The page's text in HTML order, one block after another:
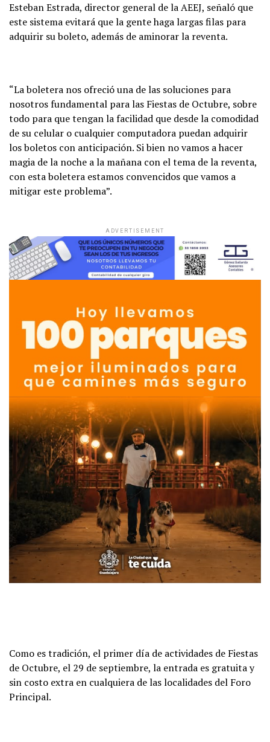
Esteban Estrada, director general de la AEEJ, señaló que
este sistema evitará que la gente haga largas filas para
adquirir su boleto, además de aminorar la reventa.
“La boletera nos ofreció una de las soluciones para
nosotros fundamental para las Fiestas de Octubre, sobre
todo para que tengan la facilidad que desde la comodidad
de su celular o cualquier computadora puedan adquirir
los boletos con anticipación. Si bien no vamos a hacer
magia de la noche a la mañana con el tema de la reventa,
con esta boletera estamos convencidos que vamos a
mitigar este problema”.
ADVERTISEMENT
Como es tradición, el primer día de actividades de Fiestas
de Octubre, el 29 de septiembre, la entrada es gratuita y
sin costo extra en cualquiera de las localidades del Foro
Principal.